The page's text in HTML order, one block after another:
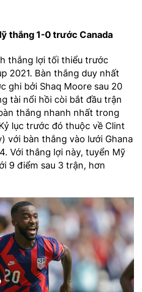
thắng 1-0 trước Canada
thắng lợi tối thiểu trước
2021. Bàn thắng duy nhất
ghi bởi Shaq Moore sau 20
tài nổi hồi còi bắt đầu trận
thắng nhanh nhất trong
lục trước đó thuộc về Clint
với bàn thắng vào lưới Ghana
Với thắng lợi này, tuyển Mỹ
9 điểm sau 3 trận, hơn